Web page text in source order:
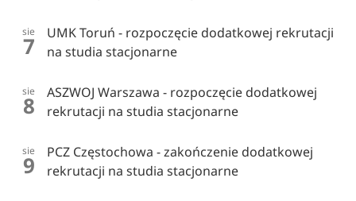
sie
7
UMK Toruń - rozpoczęcie dodatkowej rekrutacji
na studia stacjonarne
sie
8
ASZWOJ Warszawa - rozpoczęcie dodatkowej
rekrutacji na studia stacjonarne
sie
9
PCZ Częstochowa - zakończenie dodatkowej
rekrutacji na studia stacjonarne